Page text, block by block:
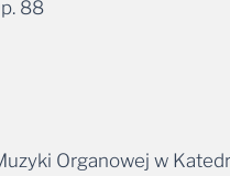
88
Organowej w